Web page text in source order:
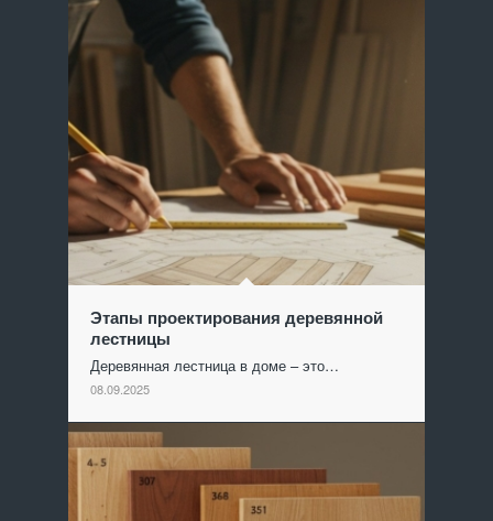
Этапы проектирования деревянной
лестницы
Деревянная лестница в доме – это…
08.09.2025